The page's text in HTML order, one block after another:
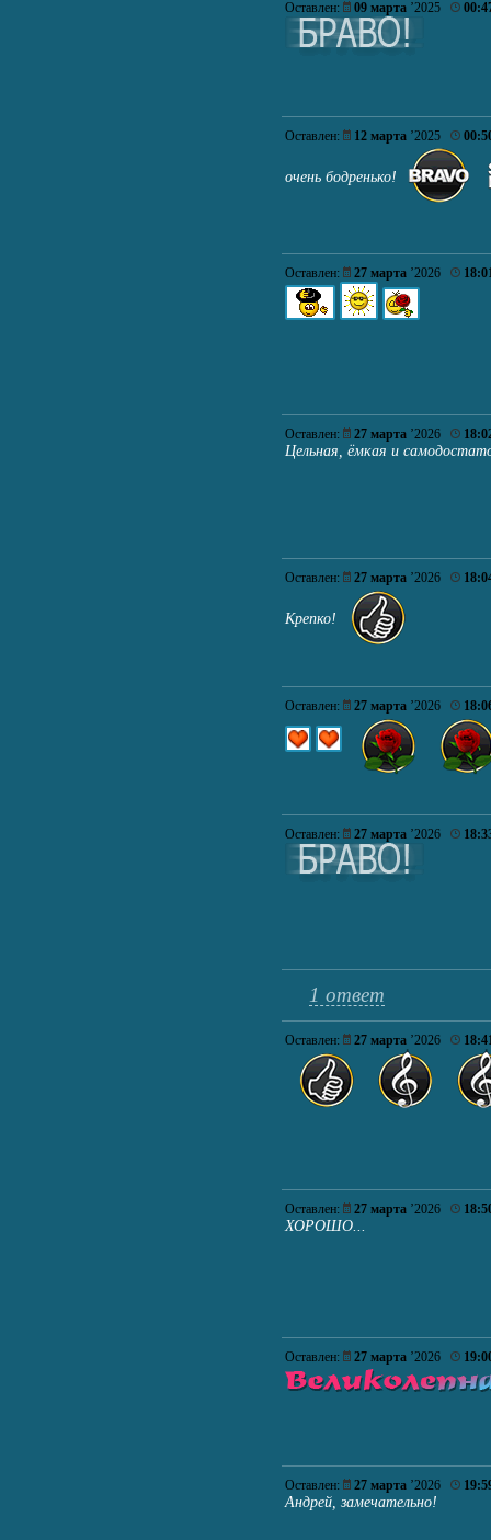
Оставлен: 09 марта ’2025
Оставлен: 12 марта ’2025
очень бодренько!
Оставлен: 27 марта ’2026
Оставлен: 27 марта ’2026
Цельная, ёмкая и
Оставлен: 27 марта ’2026
Крепко!
Оставлен: 27 марта ’2026
Оставлен: 27 марта ’2026
1 ответ
Оставлен: 27 марта ’2026
Оставлен: 27 марта ’2026
ХОРОШО...
Оставлен: 27 марта ’2026
Оставлен: 27 марта ’2026
Андрей, замечательно!